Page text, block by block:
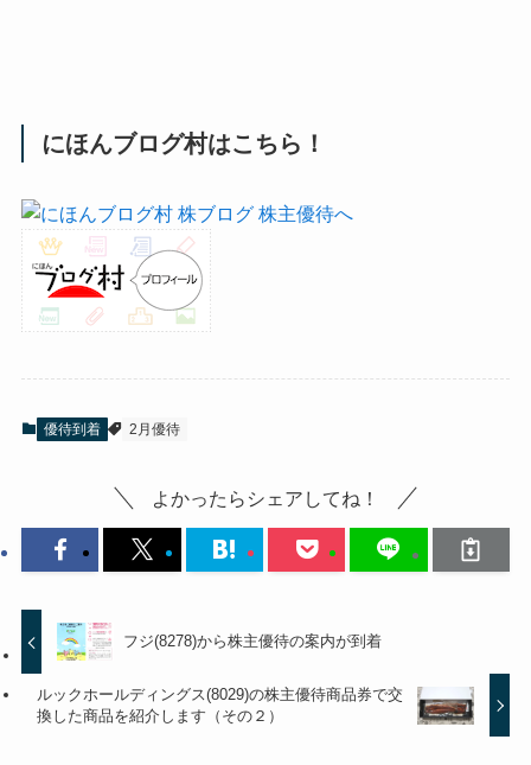
にほんブログ村はこちら！
優待到着 2月優待
よかったらシェアしてね！
フジ(8278)から株主優待の案内が到着
ルックホールディングス(8029)の株主優待商品券で交
換した商品を紹介します（その２）